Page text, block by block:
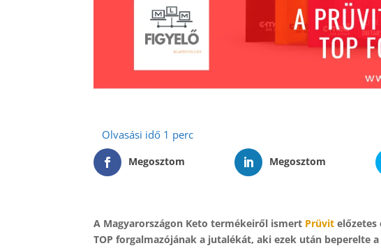
Megosztom Megosztom
A Magyarországon Keto termékeiről ismert Prüvit előzetes
TOP forgalmazójának a jutalékát, aki ezek után beperelte a